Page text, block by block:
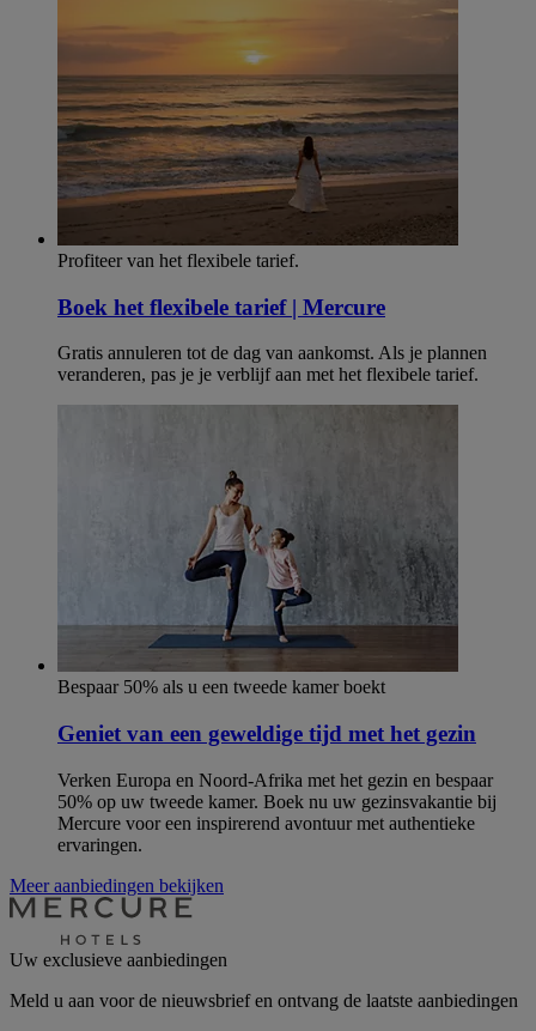
Profiteer van het flexibele tarief.
Boek het flexibele tarief | Mercure
Gratis annuleren tot de dag van aankomst. Als je plannen
veranderen, pas je je verblijf aan met het flexibele tarief.
Bespaar 50% als u een tweede kamer boekt
Geniet van een geweldige tijd met het gezin
Verken Europa en Noord-Afrika met het gezin en bespaar
50% op uw tweede kamer. Boek nu uw gezinsvakantie bij
Mercure voor een inspirerend avontuur met authentieke
ervaringen.
Meer aanbiedingen bekijken
Uw exclusieve aanbiedingen
Meld u aan voor de nieuwsbrief en ontvang de laatste aanbiedingen